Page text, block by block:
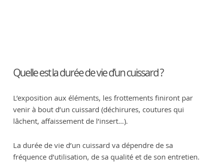
Quelle est la durée de vie d’un cuissard ?
L’exposition aux éléments, les frottements finiront par
venir à bout d’un cuissard (déchirures, coutures qui
lâchent, affaissement de l’insert…).
La durée de vie d’un cuissard va dépendre de sa
fréquence d’utilisation, de sa qualité et de son entretien.